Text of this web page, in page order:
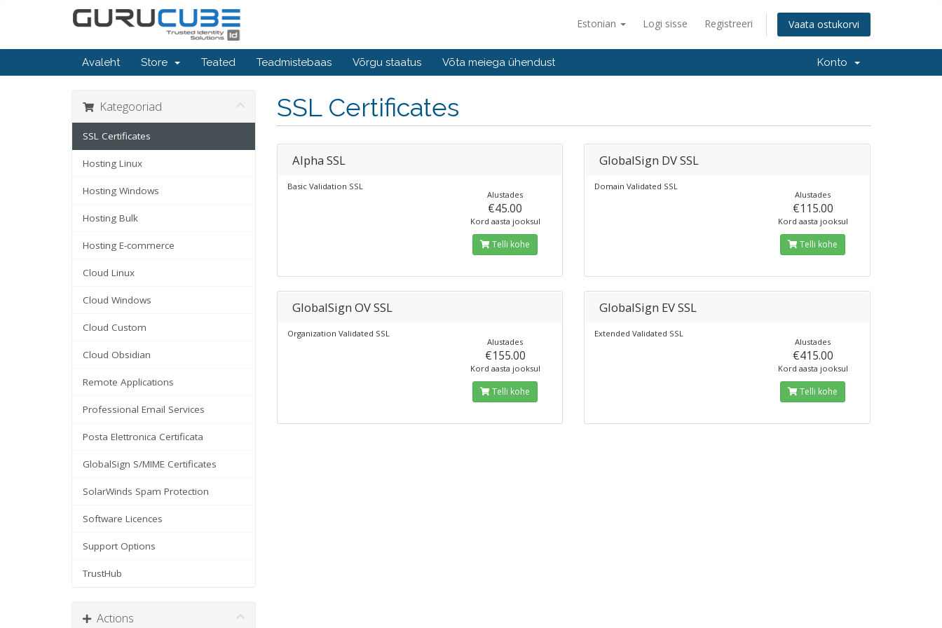
Estonian Logi sisse Registreeri Vaata ostukorvi
Avaleht Store Teated Teadmistebaas Võrgu staatus Võta meiega ühendust Konto
SSL Certificates
Kategooriad
SSL Certificates
Hosting Linux
Hosting Windows
Hosting Bulk
Hosting E-commerce
Cloud Linux
Cloud Windows
Cloud Custom
Cloud Obsidian
Remote Applications
Professional Email Services
Posta Elettronica Certificata
GlobalSign S/MIME Certificates
SolarWinds Spam Protection
Software Licences
Support Options
TrustHub
Actions
Alpha SSL
Basic Validation SSL
Alustades
€45.00
Kord aasta jooksul
Telli kohe
GlobalSign DV SSL
Domain Validated SSL
Alustades
€115.00
Kord aasta jooksul
Telli kohe
GlobalSign OV SSL
Organization Validated SSL
Alustades
€155.00
Kord aasta jooksul
Telli kohe
GlobalSign EV SSL
Extended Validated SSL
Alustades
€415.00
Kord aasta jooksul
Telli kohe